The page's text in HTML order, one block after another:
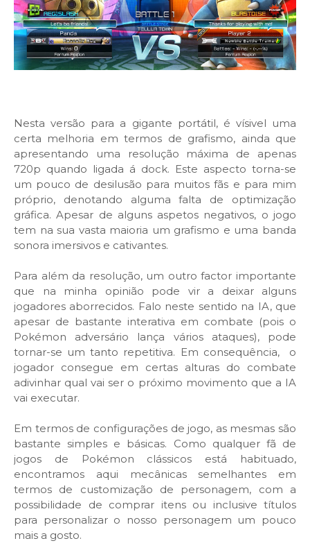
Nesta versão para a gigante portátil, é vísivel uma
certa melhoria em termos de grafismo, ainda que
apresentando uma resolução máxima de apenas
720p quando ligada á dock. Este aspecto torna-se
um pouco de desilusão para muitos fãs e para mim
próprio, denotando alguma falta de optimização
gráfica. Apesar de alguns aspetos negativos, o jogo
tem na sua vasta maioria um grafismo e uma banda
sonora imersivos e cativantes.
Para além da resolução, um outro factor importante
que na minha opinião pode vir a deixar alguns
jogadores aborrecidos. Falo neste sentido na IA, que
apesar de bastante interativa em combate (pois o
Pokémon adversário lança vários ataques), pode
tornar-se um tanto repetitiva. Em consequência, o
jogador consegue em certas alturas do combate
adivinhar qual vai ser o próximo movimento que a IA
vai executar.
Em termos de configurações de jogo, as mesmas são
bastante simples e básicas. Como qualquer fã de
jogos de Pokémon clássicos está habituado,
encontramos aqui mecânicas semelhantes em
termos de customização de personagem, com a
possibilidade de comprar itens ou inclusive títulos
para personalizar o nosso personagem um pouco
mais a gosto.